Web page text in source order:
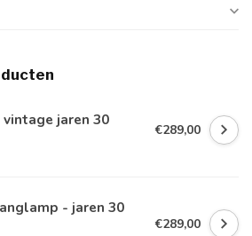
jaren 30
€289,00
- jaren 30
€289,00